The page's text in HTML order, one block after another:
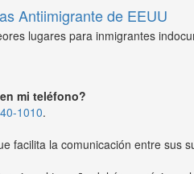
Antiimigrante de EEUU
lugares para inmigrantes
mi teléfono?
1010.
facilita la comunicación entre